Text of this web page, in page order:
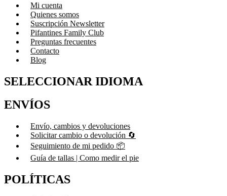
Mi cuenta
Quienes somos
Suscripción Newsletter
Pifantines Family Club
Preguntas frecuentes
Contacto
Blog
SELECCIONAR IDIOMA
ENVÍOS
Envío, cambios y devoluciones
Solicitar cambio o devolución 🔄
Seguimiento de mi pedido 📦
Guía de tallas | Como medir el pie
POLÍTICAS